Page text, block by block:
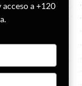
a +120